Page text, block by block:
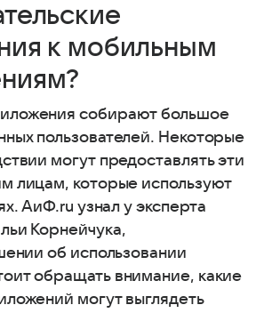
к мобильным
собирают большое
пользователей. Некоторые
могут предоставлять эти
лицам, которые используют
АиФ.ru узнал у эксперта
Корнейчука,
об использовании
обращать внимание, какие
могут выглядеть